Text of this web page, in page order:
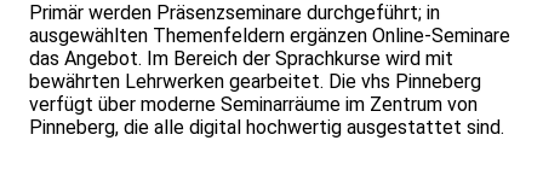
Primär werden Präsenzseminare durchgeführt; in
ausgewählten Themenfeldern ergänzen Online-Seminare
das Angebot. Im Bereich der Sprachkurse wird mit
bewährten Lehrwerken gearbeitet. Die vhs Pinneberg
verfügt über moderne Seminarräume im Zentrum von
Pinneberg, die alle digital hochwertig ausgestattet sind.